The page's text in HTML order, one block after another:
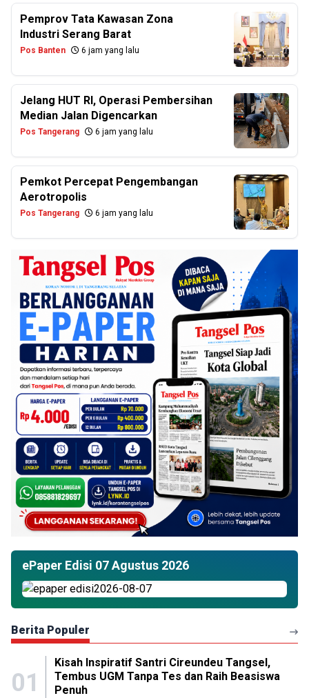
Pemprov Tata Kawasan Zona
Industri Serang Barat
Pos Banten 6 jam yang lalu
Jelang HUT RI, Operasi Pembersihan
Median Jalan Digencarkan
Pos Tangerang 6 jam yang lalu
Pemkot Percepat Pengembangan
Aerotropolis
Pos Tangerang 6 jam yang lalu
ePaper Edisi 07 Agustus 2026
Berita Populer
01
Kisah Inspiratif Santri Cireundeu Tangsel,
Tembus UGM Tanpa Tes dan Raih Beasiswa
Penuh